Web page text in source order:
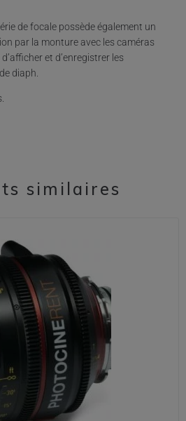
de focale possède également un
par la monture avec les caméras
et d’enregistrer les
diaph.
similaires